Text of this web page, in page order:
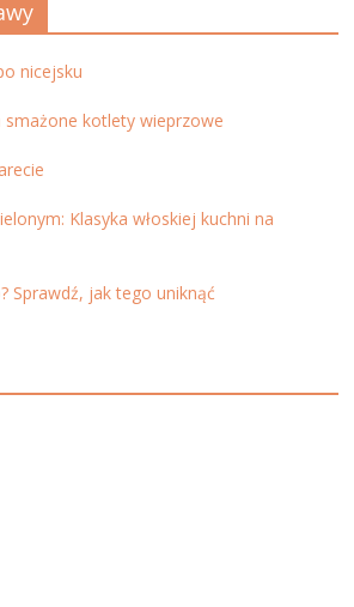
nicejsku
smażone kotlety wieprzowe
Klasyka włoskiej kuchni na
Sprawdź, jak tego uniknąć